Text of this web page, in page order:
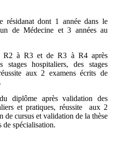
résidanat dont 1 année dans le
de Médecine et 3 années au
R2 à R3 et de R3 à R4 après
stages hospitaliers, des stages
aux 2 examens écrits de
diplôme après validation des
et pratiques, réussite aux 2
de cursus et validation de la thèse
de spécialisation.